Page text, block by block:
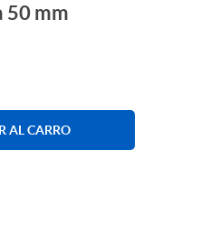
50 mm
AL CARRO